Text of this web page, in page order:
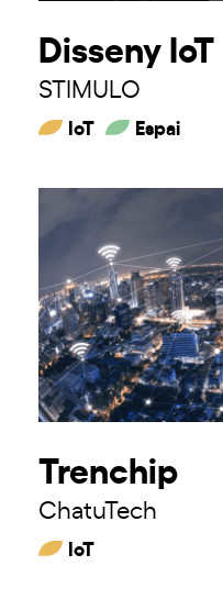
Disseny IoT
STIMULO
IoT Espai
Trenchip
ChatuTech
IoT